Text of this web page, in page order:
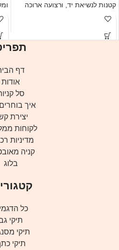
קטנות לנשיאת יד, ורצועה ארוכה
לבישה באלכסון. עם עם שפע תאים
ומלא שיק.
דף
אודות
סל
איך
יצירת
לקוחות
מדיניות
קניה
בלוג
כל
תיקי
תיקי
תיקי